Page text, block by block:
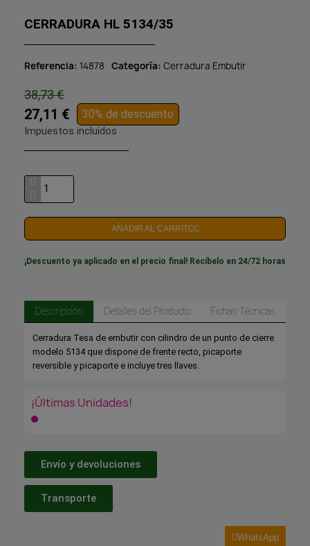
CERRADURA HL 5134/35
Referencia 14878 Categoría Cerradura Embutir
38,73 €
27,11 € 30% de descuento
Impuestos incluidos
AÑADIR AL CARRITO
¡Descuento ya aplicado en el precio final! Recíbelo en 24/72 horas
Descripción Detalles del Producto Fichas Técnicas
Cerradura Tesa de embutir con cilindro de un punto de cierre
modelo 5134 que dispone de frente recto, picaporte
reversible y picaporte e incluye tres llaves.
¡Últimas Unidades!
Envío y devoluciones
Transporte
WhatsApp